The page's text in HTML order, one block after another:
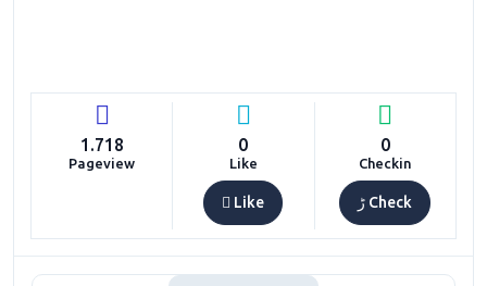
1.718
Pageview
0
Like
Like
0
Checkin
Check